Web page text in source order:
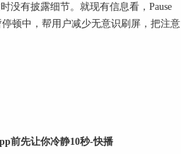
没有披露细节。就现有信息看，Pause
顿中，帮用户减少无意识刷屏，把注意
前先让你冷静10秒-快播